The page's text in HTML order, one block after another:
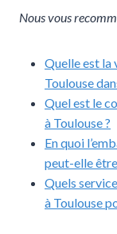
Nous vous
Quelle est la
Toulouse
Quel est le
à Toulouse ?
En quoi
peut-elle
Quels
à Toulouse